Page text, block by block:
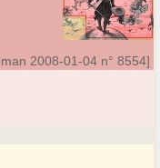
2008-01-04 n° 8554]